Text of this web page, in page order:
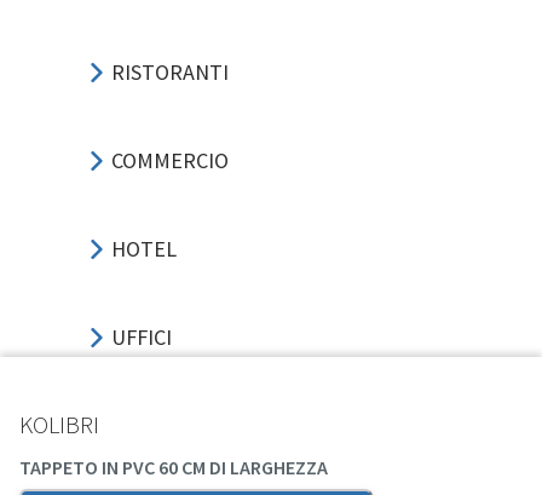
KOLIBRI
TAPPETO IN PVC 60 CM DI LARGHEZZA
RISTORANTI
COMMERCIO
HOTEL
UFFICI